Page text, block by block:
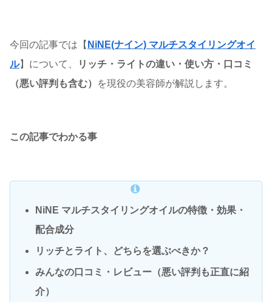
今回の記事では【 NiNE(ナイン) マルチスタイリングオイ
ル】について、
リッチ・ライトの違い・使い方・口コミ
（悪い評判も含む）
を現役の美容師が解説します。
この記事でわかる事
NiNE マルチスタイリングオイルの特徴・効果・
配合成分
リッチとライト、どちらを選ぶべきか？
みんなの口コミ・レビュー（悪い評判も正直に紹
介）